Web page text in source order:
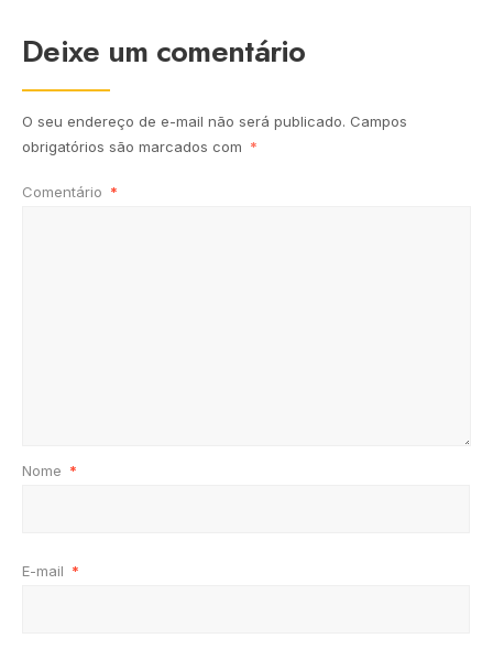
Deixe um comentário
O seu endereço de e-mail não será publicado. Campos
obrigatórios são marcados com *
Comentário *
Nome *
E-mail *